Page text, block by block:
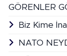
GÖRENLER
Biz Kime
NATO